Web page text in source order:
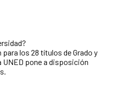
los 28 títulos de Grado y
UNED pone a disposición